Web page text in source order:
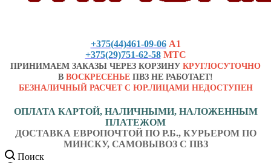
+375(44)461-09-06 А1
+375(29)751-62-58 МТС
ПРИНИМАЕМ ЗАКАЗЫ ЧЕРЕЗ КОРЗИНУ КРУГЛОСУТОЧНО
В ВОСКРЕСЕНЬЕ ПВЗ НЕ РАБОТАЕТ!
БЕЗНАЛИЧНЫЙ РАСЧЕТ С ЮР.ЛИЦАМИ НЕДОСТУПЕН
ОПЛАТА КАРТОЙ, НАЛИЧНЫМИ, НАЛОЖЕННЫМ
ПЛАТЕЖОМ
ДОСТАВКА ЕВРОПОЧТОЙ ПО Р.Б., КУРЬЕРОМ ПО
МИНСКУ, САМОВЫВОЗ С ПВЗ
Поиск